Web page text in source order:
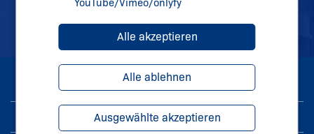
© 2026 K.A. Schmersal GmbH & Co. KG
Impressum
YouTube/Vimeo/onlyfy
Alle akzeptieren
Alle ablehnen
Ausgewählte akzeptieren